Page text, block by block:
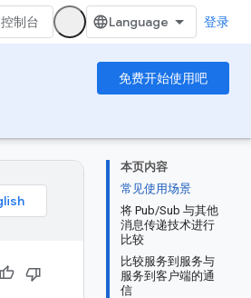
控制台 登录
免费开始使用吧
本页内容
常见使用场景
将 Pub/Sub 与其他
消息传递技术进行
比较
比较服务到服务与
服务到客户端的通
信